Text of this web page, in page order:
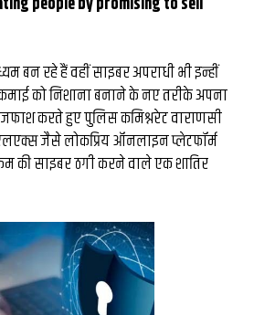
बन रहे हैं वहीं साइबर अपराधी भी इन्हीं
को निशाना बनाने के नए तरीके अपना
करते हुए पुलिस कमिश्नरेट वाराणसी
जैसे लोकप्रिय ऑनलाइन प्लेटफॉर्म
की साइबर ठगी करने वाले एक शातिर
में संदूक पर दिखाया
दिया संदेश...